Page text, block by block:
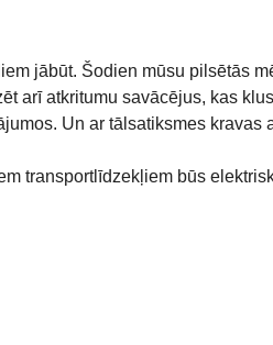
jābūt. Šodien mūsu pilsētās
arī atkritumu savācējus, kas
Un ar tālsatiksmes kravas
transportlīdzekļiem būs